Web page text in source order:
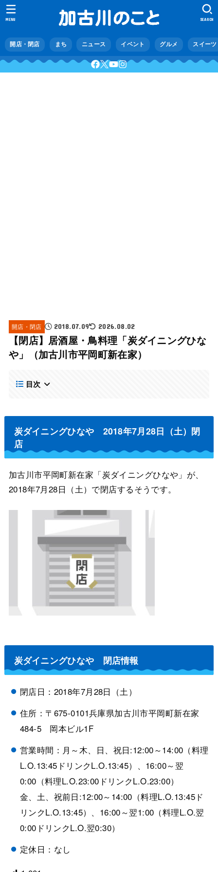
開店・閉店 まち ニュース イベント グルメ スイーツ
SEARCH
MENU
開店・閉店 2018.07.09 2026.08.02
【閉店】居酒屋・鳥料理「炭ダイニングひな
や」（加古川市平岡町新在家）
目次
炭ダイニングひなや 2018年7月28日（土）閉
店
加古川市平岡町新在家「炭ダイニングひなや」が、
2018年7月28日（土）で閉店するそうです。
炭ダイニングひなや 閉店情報
閉店日：2018年7月28日（土）
住所：〒675-0101兵庫県加古川市平岡町新在家
484-5 岡本ビル1F
営業時間：月～木、日、祝日:12:00～14:00（料理
L.O.13:45ドリンクL.O.13:45）、16:00～翌
0:00（料理L.O.23:00ドリンクL.O.23:00）
金、土、祝前日:12:00～14:00（料理L.O.13:45ド
リンクL.O.13:45）、16:00～翌1:00（料理L.O.翌
0:00ドリンクL.O.翌0:30）
定休日：なし